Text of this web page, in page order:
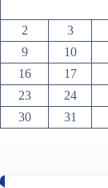
2
3
9
10
16
17
23
24
30
31